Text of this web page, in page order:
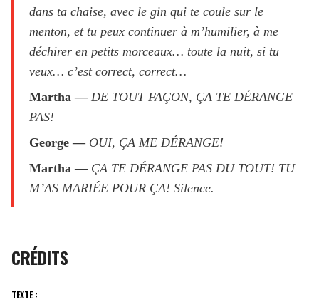
dans ta chaise, avec le gin qui te coule sur le
menton, et tu peux continuer à m’humilier, à me
déchirer en petits morceaux… toute la nuit, si tu
veux… c’est correct, correct…
Martha — DE TOUT FAÇON, ÇA TE DÉRANGE
PAS!
George— OUI, ÇA ME DÉRANGE!
Martha— ÇA TE DÉRANGE PAS DU TOUT! TU
M’AS MARIÉE POUR ÇA! Silence.
CRÉDITS
TEXTE :